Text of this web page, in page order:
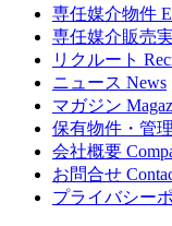
専任媒介物件
専任媒介販売
リクルート
ニュース News
マガジン
保有物件・管
会社概要
お問合せ
プライバシー